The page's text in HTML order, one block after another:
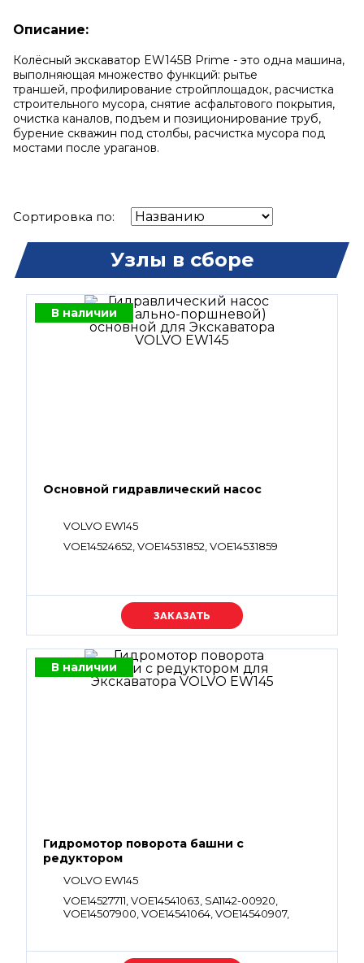
Описание:
Колёсный экскаватор EW145B Prime - это одна машина,
выполняющая множество функций: рытье
траншей, профилирование стройплощадок, расчистка
строительного мусора, снятие асфальтового покрытия,
очистка каналов, подъем и позиционирование труб,
бурение скважин под столбы, расчистка мусора под
мостами после ураганов.
Сортировка по:
Узлы в сборе
В наличии
Основной гидравлический насос
VOLVO EW145
VOE14524652, VOE14531852, VOE14531859
Уточняйте цену
В наличии
Гидромотор поворота башни с
редуктором
VOLVO EW145
VOE14527711, VOE14541063, SA1142-00920,
VOE14507900, VOE14541064, VOE14540907,